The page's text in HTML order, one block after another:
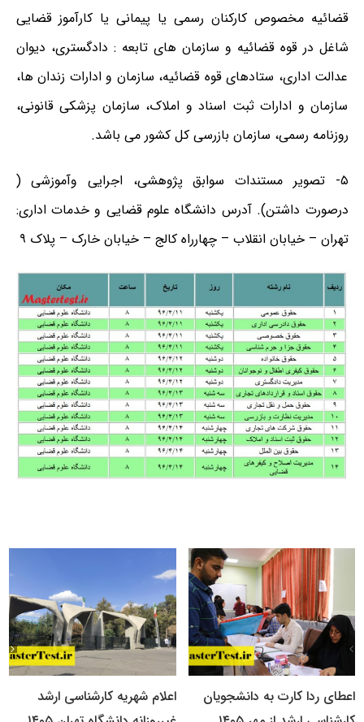
قضائیه مخصوص کارکنان رسمی یا پیمانی یا کارآموز قضایی
شاغل در قوه قضائیه و سازمان های تابعه : دادگستری، دیوان
عدالت اداری، ستادهای قوه قضائیه، سازمان و ادارات زندان ها،
سازمان و ادارات ثبت اسناد و املاک، سازمان پزشکی قانونی،
روزنامه رسمی، سازمان بازرسی کل کشور می باشد.
۵- تصویر مستندات سوابق پژوهشی، اجرایی وآموزشی (
درصورت داشتن). آدرس دانشگاه علوم قضایی و خدمات اداری:
تهران – خیابان انقلاب – چهارراه کالج – خیابان خارک – پلاک ۹
اعطای ردا کارت به دانشجویان
اعلام شهریه کارشناسی ارشد